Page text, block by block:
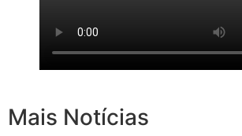
Mais Notícias